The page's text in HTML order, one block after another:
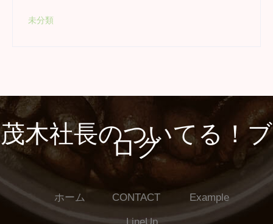
未分類
茂木社長のついてる！ブ
ログ
ホーム CONTACT Example